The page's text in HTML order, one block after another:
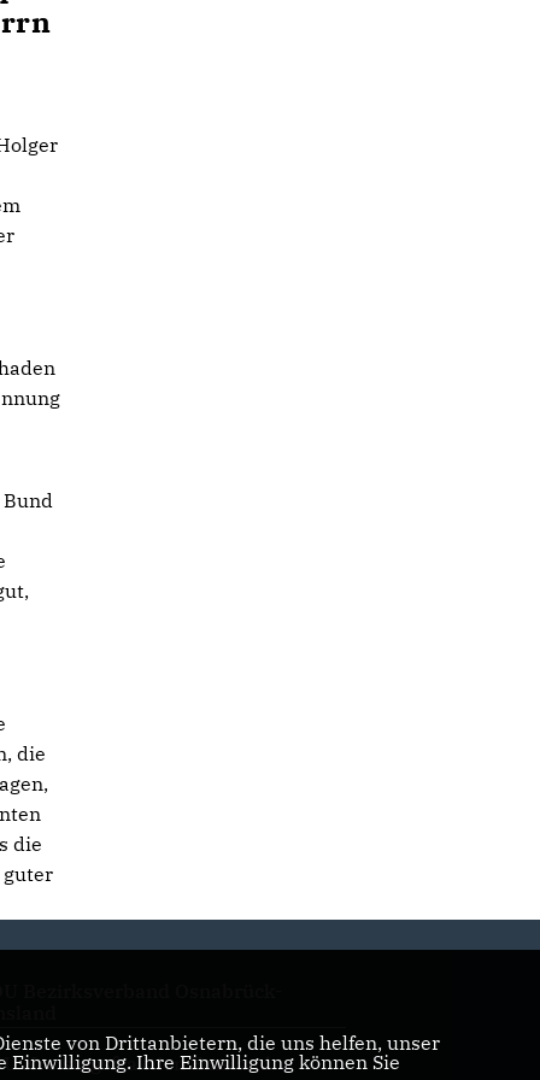
Bund
die
die
guter
Kreistagsfraktion Emsland
von Drittanbietern, die uns helfen, unser
Einwilligung. Ihre Einwilligung können Sie